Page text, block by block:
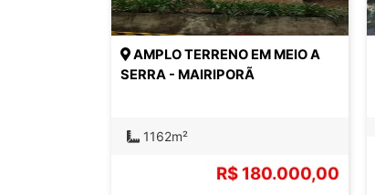
AMPLO TERRENO EM MEIO A
SERRA - MAIRIPORÃ
1162m²
R$ 180.000,00